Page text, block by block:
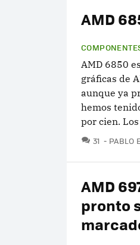
AMD
AMD 6850
gráficas de
aunque ya
hemos
por cien.
31
PABLO
AMD
pronto